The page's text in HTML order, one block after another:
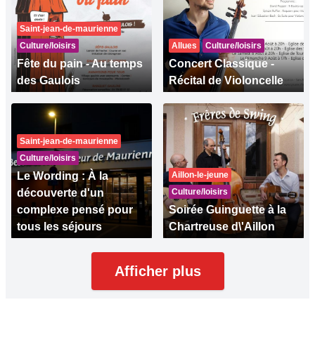
Saint-jean-de-maurienne
Culture/loisirs
Fête du pain - Au temps
des Gaulois
Allues Culture/loisirs
Concert Classique -
Récital de Violoncelle
Saint-jean-de-maurienne
Culture/loisirs
Le Wording : À la
découverte d'un
complexe pensé pour
tous les séjours
Aillon-le-jeune
Culture/loisirs
Soirée Guinguette à la
Chartreuse d\'Aillon
Afficher plus